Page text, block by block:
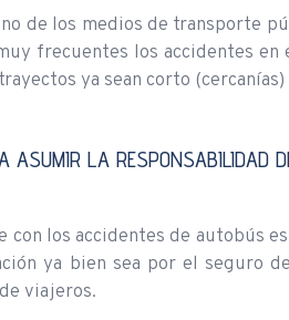
de los medios de transporte
frecuentes los accidentes
ya sean corto (cercanías)
ASUMIR LA RESPONSABILIDAD
con los accidentes de autobús
ya bien sea por el seguro
viajeros.